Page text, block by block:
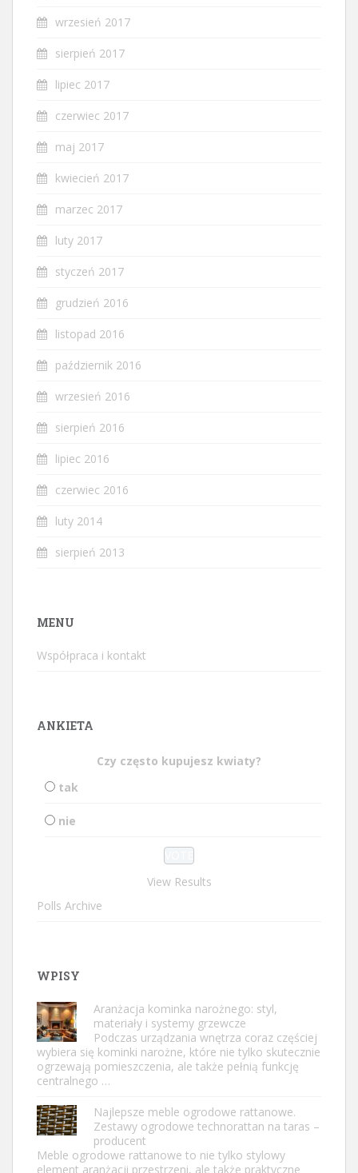
wrzesień 2017
sierpień 2017
lipiec 2017
czerwiec 2017
maj 2017
kwiecień 2017
marzec 2017
luty 2017
styczeń 2017
grudzień 2016
listopad 2016
październik 2016
wrzesień 2016
sierpień 2016
lipiec 2016
czerwiec 2016
luty 2014
sierpień 2013
MENU
Współpraca i kontakt
ANKIETA
Czy często kupujesz kwiaty?
tak
nie
View Results
Polls Archive
WPISY
Aranżacja kominka narożnego: styl,
materiały i systemy grzewcze
Podczas urządzania wnętrza coraz częściej
wybiera się kominki narożne, które nie tylko skutecznie
ogrzewają pomieszczenia, ale także pełnią funkcję
centralnego …
Najlepsze meble ogrodowe rattanowe.
Zestawy ogrodowe technorattan na taras –
producent
Meble ogrodowe rattanowe to nie tylko stylowy
element aranżacji przestrzeni, ale także praktyczne